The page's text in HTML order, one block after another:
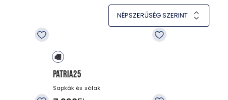
NÉPSZERŰSÉG SZERINT
PATRIA25
Sapkák és sálak